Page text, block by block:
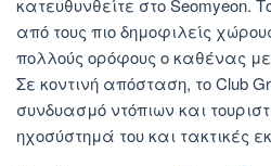
κατευθυνθείτε στο Seomyeon.
από τους πιο δημοφιλείς
πολλούς ορόφους ο καθένας με
Σε κοντινή απόσταση, το Club
συνδυασμό ντόπιων και
ηχοσύστημά του και τακτικές